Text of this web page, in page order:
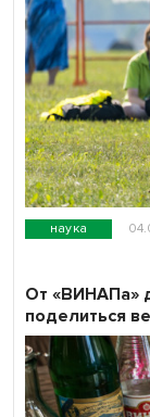
наука
От «ВИНАПа»
поделиться